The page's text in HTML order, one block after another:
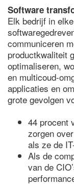
Software
Elk bedrijf in
communiceren
productkwaliteit
optimaliseren,
en multicoud-
applicaties en
grote gevolgen
44 procent
zorgen
als ze de
Als de
van de